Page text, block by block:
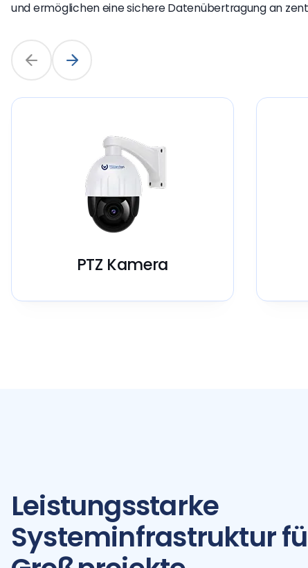
und ermöglichen eine sichere Datenübertragung an
PTZ Kamera
Leistungsstarke
Systeminfrastruktur